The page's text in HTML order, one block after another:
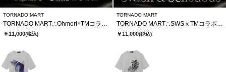
TORNADO MART
TORNADO MART∴Ohmori×TMコラボTシャツ
￥11,000(税込)
TORNADO MART
TORNADO MART∴SWSⅹTMコラボTシャツ
￥11,000(税込)